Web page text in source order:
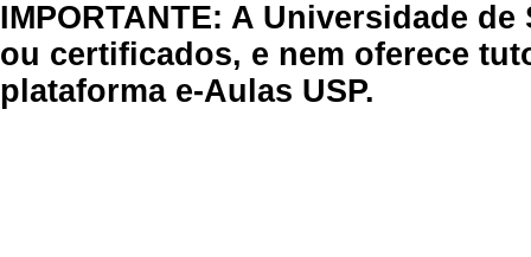
IMPORTANTE: A Universidade
ou certificados, e nem oferece
plataforma e-Aulas USP.